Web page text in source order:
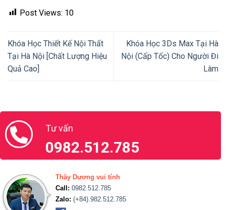
Post Views: 10
Khóa Học Thiết Kế Nội Thất
Tại Hà Nội [Chất Lượng Hiệu
Quả Cao]
Khóa Học 3Ds Max Tại Hà
Nội (Cấp Tốc) Cho Người Đi
Làm
Tư vấn
0982.512.785
Thầy Dương vui tính
Call: 0982.512.785
Zalo: (+84).982.512.785